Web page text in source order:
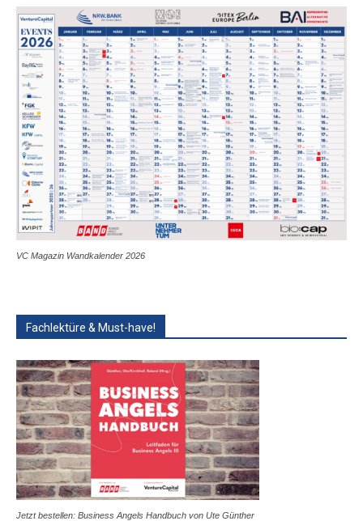
VC Magazin Wandkalender 2026
Fachlektüre & Must-have!
Jetzt bestellen: Business Angels Handbuch von Ute Günther